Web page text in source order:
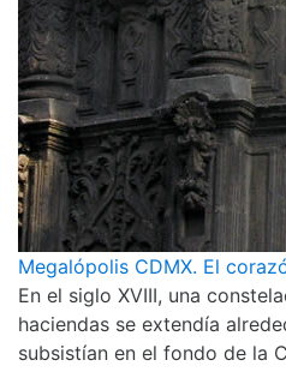
Megalópolis CDMX. El
En el siglo XVIII, una
haciendas se extendía
subsistían en el fondo de la